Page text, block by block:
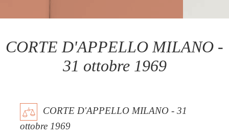
CORTE D'APPELLO MILANO -
31 ottobre 1969
CORTE D'APPELLO MILANO - 31
ottobre 1969